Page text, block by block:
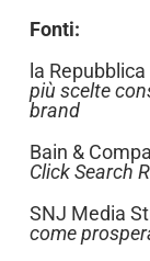
Fonti:
la
più scelte
brand
Bain &
Click Search
SNJ Media
come